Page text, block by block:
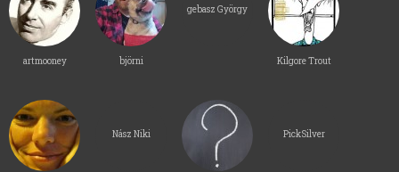
artmooney björni
gebasz György
Kilgore Trout
Nász Niki PickSilver